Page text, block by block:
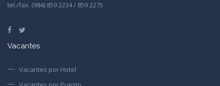
tel./fax. (984) 859 2234 / 859 2275
Vacantes
Vacantes por Hotel